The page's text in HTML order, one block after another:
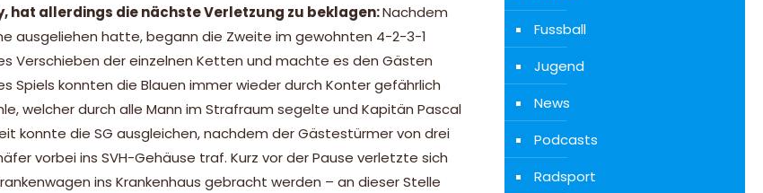
hat allerdings die nächste Verletzung zu beklagen:Nachdem
ausgeliehen hatte, begann die Zweite im gewohnten 4-2-3-1
Verschieben der einzelnen Ketten und machte es den Gästen
Spiels konnten die Blauen immer wieder durch Konter gefährlich
welcher durch alle Mann im Strafraum segelte und Kapitän Pascal
konnte die SG ausgleichen, nachdem der Gästestürmer von drei
vorbei ins SVH-Gehäuse traf. Kurz vor der Pause verletzte sich
ins Krankenhaus gebracht werden – an dieser Stelle
Fussball
Jugend
News
Podcasts
Radsport